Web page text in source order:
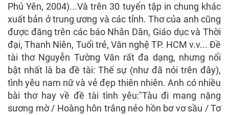
Phú Yên, 2004)...Và trên 30 tuyển tập in chung khác
xuất bản ở trung ương và các tỉnh. Thơ của anh cũng
được đăng trên các báo Nhân Dân, Giáo dục và Thời
đại, Thanh Niên, Tuổi trẻ, Văn nghệ TP. HCM v.v... Đề
tài thơ Nguyễn Tường Văn rất đa dạng, nhưng nổi
bật nhất là ba đề tài: Thế sự (như đã nói trên đây),
tình yêu nam nữ và vẻ đẹp thiên nhiên. Anh có nhiều
bài thơ hay về đề tài tình yêu:"Tàu đi mang nặng
sương mờ / Hoàng hôn trắng nẻo hồn bơ vơ sầu / Tơ